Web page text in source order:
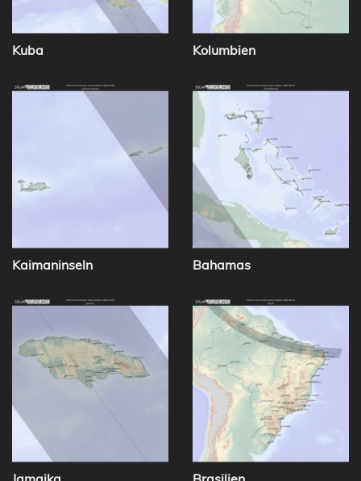
Kuba Kolumbien
Kaimaninseln Bahamas